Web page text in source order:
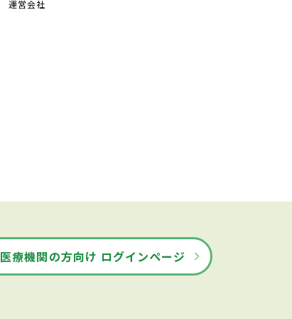
運営会社
医療機関の方向け ログインページ